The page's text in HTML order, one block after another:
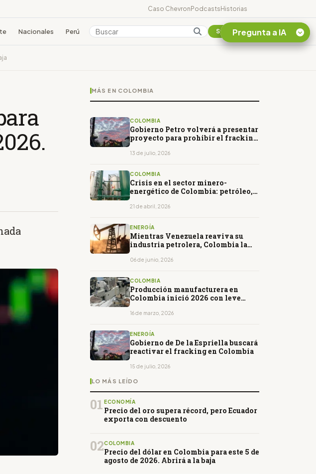
Caso ChevronPodcastsHistorias
Nacionales Perú Colombia Suscribirse
MÁS EN COLOMBIA
COLOMBIA
Gobierno Petro volverá a presentar
proyecto para prohibir el fracking
13 de julio, 2026
COLOMBIA
Crisis en el sector minero-
energético de Colombia: petróleo,
21 de abril, 2026
ENERGÍA
Mientras Venezuela reaviva su
industria petrolera, Colombia la
06 de junio, 2026
COLOMBIA
Producción manufacturera en
Colombia inició 2026 con leve
16 de marzo, 2026
ENERGÍA
Gobierno de De la Espriella buscará
reactivar el fracking en Colombia
15 de julio, 2026
LO MÁS LEÍDO
01 ECONOMÍA
Precio del oro supera récord, pero Ecuador
exporta con descuento
02COLOMBIA
Precio del dólar en Colombia para este 5 de
agosto de 2026. Abrirá a la baja
Pregunta a IA
¿En que consiste la